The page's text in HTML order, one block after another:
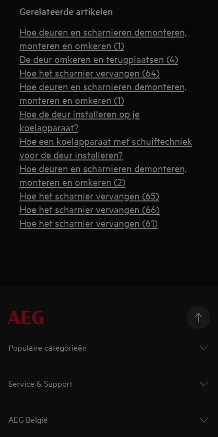
Gerelateerde artikelen
Hoe deuren en scharnieren demonteren,
monteren en omkeren (1)
De deur omkeren en terugplaatsen (4)
Hoe het scharnier vervangen (64)
Hoe deuren en scharnieren demonteren,
monteren en omkeren (1)
Hoe de deur installeren op je
koelapparaat?
Hoe een koelapparaat met schuiftechniek
voor de deur installeren?
Hoe deuren en scharnieren demonteren,
monteren en omkeren (2)
Hoe het scharnier vervangen (65)
Hoe het scharnier vervangen (66)
Hoe het scharnier vervangen (61)
Populaire categorieën
Service & Support
AEG België